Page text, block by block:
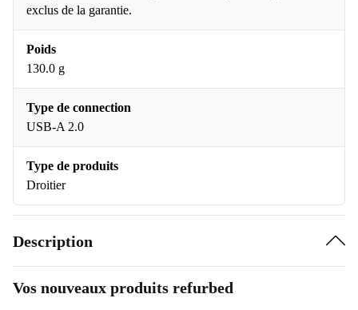
exclus de la garantie.
Poids
130.0 g
Type de connection
USB-A 2.0
Type de produits
Droitier
Description
Vos nouveaux produits refurbed